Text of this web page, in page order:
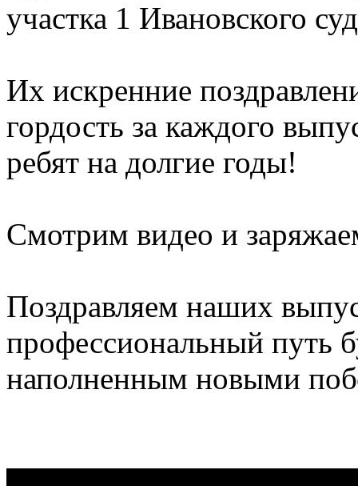
участка 1 Ивановского
Их искренние
гордость за каждого
ребят на долгие годы!
Смотрим видео и
Поздравляем наших
профессиональный путь
наполненным новыми